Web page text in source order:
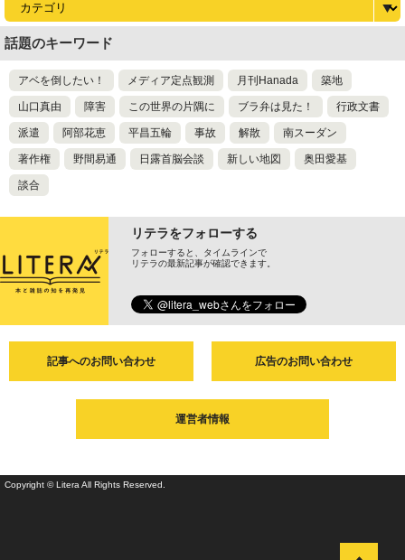
話題のキーワード
アベを倒したい！ メディア定点観測 月刊Hanada 築地
山口真由 障害 この世界の片隅に ブラ弁は見た！ 行政文書
派遣 阿部花恵 平昌五輪 事故 解散 南スーダン
著作権 野間易通 日露首脳会談 新しい地図 奥田愛基
談合
リテラをフォローする
フォローすると、タイムラインで
リテラの最新記事が確認できます。
記事へのお問い合わせ 広告のお問い合わせ
運営者情報
Copyright © Litera All Rights Reserved.